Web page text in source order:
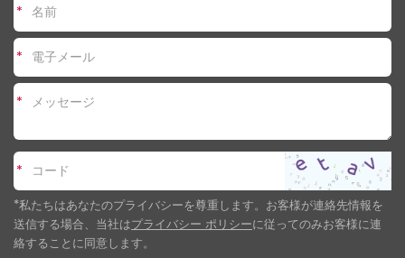
*
*
*
*
*私たちはあなたのプライバシーを尊重します。お客様が連絡先情報を
送信する場合、当社はプライバシー ポリシーに従ってのみお客様に連
絡することに同意します。